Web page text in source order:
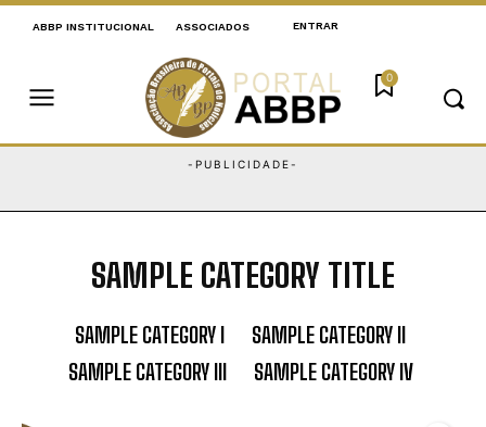
ABBP INSTITUCIONAL ASSOCIADOS ENTRAR
0
SAMPLE CATEGORY TITLE
SAMPLE CATEGORY I
SAMPLE CATEGORY II
SAMPLE CATEGORY III
SAMPLE CATEGORY IV